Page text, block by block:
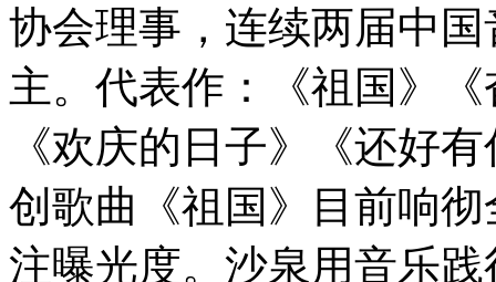
协会理事，连续两届中
主。代表作：《祖国》
《欢庆的日子》《还好
创歌曲《祖国》目前响
注曝光度。沙泉用音乐